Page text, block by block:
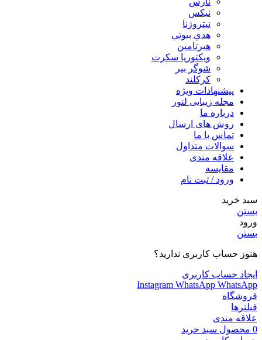
نيكس
نیتروژنا
هدي بيوتي
هیرتامین
ویکتوریا سکرت
شوگر بير
کرکلند
پیشنهادات ویژه
مجله زیبایی لنور
درباره ما
روش های ارسال
تماس با ما
سوالات متداول
علاقه مندی
مقایسه
ورود / ثبت نام
سبد خرید
بستن
ورود
بستن
هنوز حساب کاربری ندارید؟
ایجاد حساب کاربری
Instagram WhatsApp WhatsApp
فروشگاه
فیلترها
علاقه مندی
0 محصول سبد خرید